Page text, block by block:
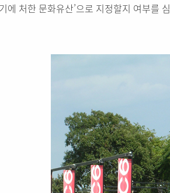
에 처한 문화유산’으로 지정할지 여부를